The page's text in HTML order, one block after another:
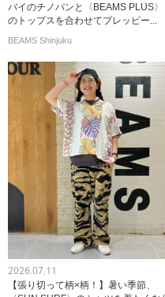
バイのチノパンと〈BEAMS PLUS〉
のトップスを合わせてプレッピー...
BEAMS Shinjuku
2026.07.11
【張り切って柄×柄！】暑い季節、